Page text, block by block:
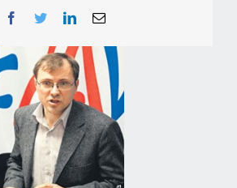
Facebook
TwitterLinkedInEmail